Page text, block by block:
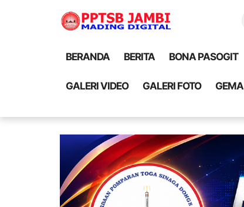
BERANDA BERITA BONA PASOGIT
GALERI VIDEO GALERI FOTO GEMA